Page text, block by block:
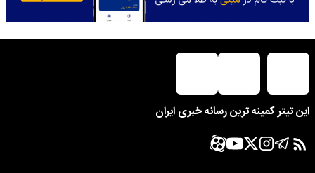
این تیتر کمینه ترین رسانه خبری ایران